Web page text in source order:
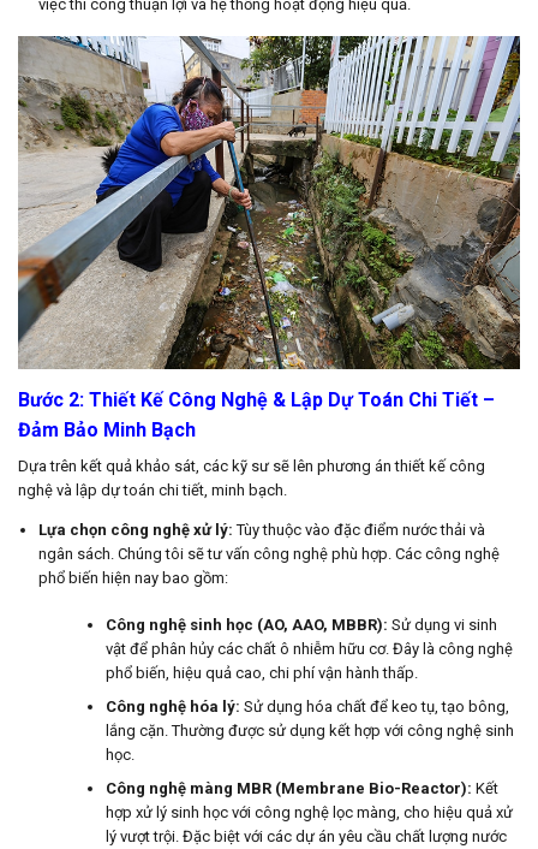
việc thi công thuận lợi và hệ thống hoạt động hiệu quả.
Bước 2: Thiết Kế Công Nghệ & Lập Dự Toán Chi Tiết –
Đảm Bảo Minh Bạch
Dựa trên kết quả khảo sát, các kỹ sư sẽ lên phương án thiết kế công
nghệ và lập dự toán chi tiết, minh bạch.
Lựa chọn công nghệ xử lý: Tùy thuộc vào đặc điểm nước thải và
ngân sách. Chúng tôi sẽ tư vấn công nghệ phù hợp. Các công nghệ
phổ biến hiện nay bao gồm:
Công nghệ sinh học (AO, AAO, MBBR): Sử dụng vi sinh
vật để phân hủy các chất ô nhiễm hữu cơ. Đây là công nghệ
phổ biến, hiệu quả cao, chi phí vận hành thấp.
Công nghệ hóa lý: Sử dụng hóa chất để keo tụ, tạo bông,
lắng cặn. Thường được sử dụng kết hợp với công nghệ sinh
học.
Công nghệ màng MBR (Membrane Bio-Reactor): Kết
hợp xử lý sinh học với công nghệ lọc màng, cho hiệu quả xử
lý vượt trội. Đặc biệt với các dự án yêu cầu chất lượng nước